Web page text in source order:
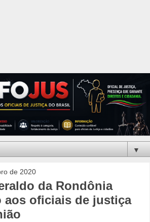
▼
de 2020
da Rondônia
aos oficiais de justiça